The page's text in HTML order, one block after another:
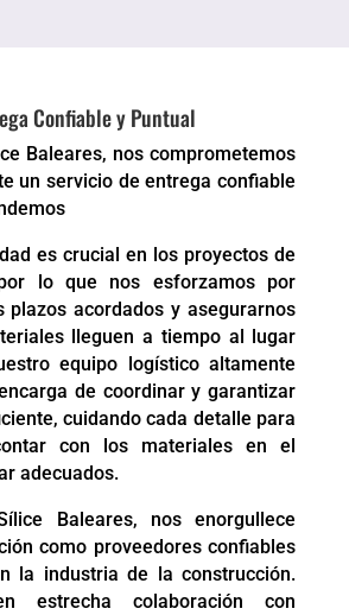
Confiable y Puntual
Baleares, nos comprometemos
un servicio de entrega confiable
es crucial en los proyectos de
lo que nos esforzamos por
plazos acordados y asegurarnos
lleguen a tiempo al lugar
equipo logístico altamente
de coordinar y garantizar
cuidando cada detalle para
con los materiales en el
adecuados.
Baleares, nos enorgullece
como proveedores confiables
la industria de la construcción.
estrecha colaboración con